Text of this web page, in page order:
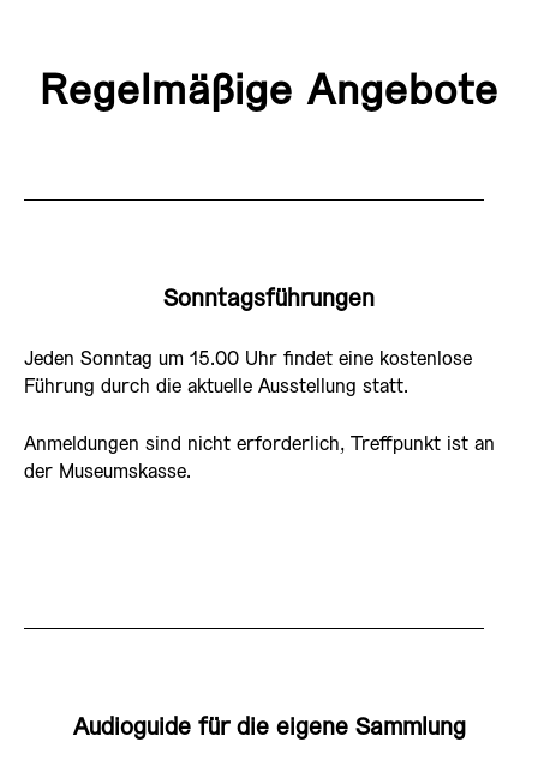
Regelmäßige Angebote
Sonntagsführungen
Jeden Sonntag um 15.00 Uhr findet eine kostenlose
Führung durch die aktuelle Ausstellung statt.
Anmeldungen sind nicht erforderlich, Treffpunkt ist an
der Museumskasse.
Audioguide für die eigene Sammlung